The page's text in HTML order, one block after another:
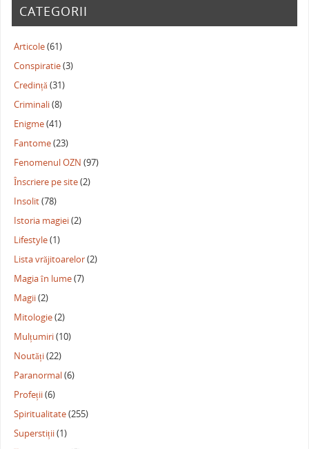
CATEGORII
Articole(61)
Conspiratie(3)
Credință(31)
Criminali(8)
Enigme(41)
Fantome(23)
Fenomenul OZN (97)
Înscriere pe site(2)
Insolit(78)
Istoria magiei(2)
Lifestyle(1)
Lista vrăjitoarelor(2)
Magia în lume(7)
Magii(2)
Mitologie(2)
Mulțumiri(10)
Noutăți(22)
Paranormal(6)
Profeții(6)
Spiritualitate(255)
Superstiții(1)